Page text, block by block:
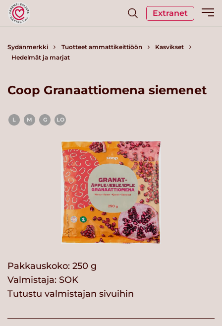
Extranet
Sydänmerkki Tuotteet ammattikeittiöön
Kasvikset
Hedelmät ja marjat
Coop Granaattiomena siemenet
L M G LO
Pakkauskoko: 250 g
Valmistaja: SOK
Tutustu valmistajan sivuihin